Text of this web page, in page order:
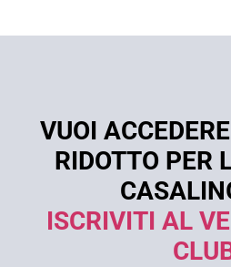
VUOI
RIDOTTO PER
ISCRIVITI AL